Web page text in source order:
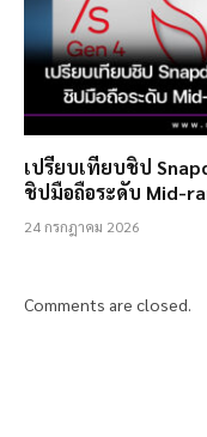
เปรียบเทียบชิป
ชิปมือถือระดับ Mid-
24 กรกฎาคม 2026
Comments are closed.